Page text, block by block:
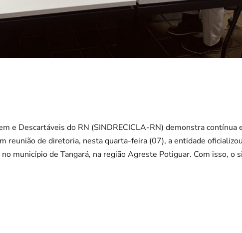
e Descartáveis do RN (SINDRECICLA-RN) demonstra contínua
reunião de diretoria, nesta quarta-feira (07), a entidade
município de Tangará, na região Agreste Potiguar. Com isso, o